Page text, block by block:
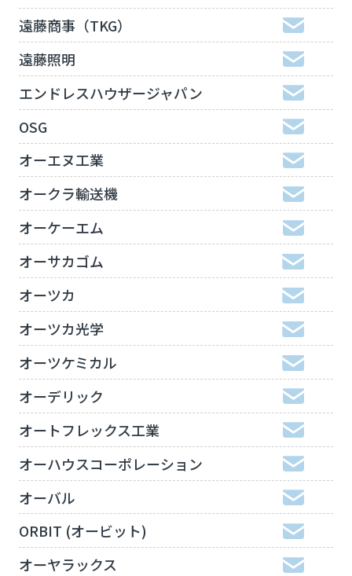
遠藤商事（TKG）
遠藤照明
エンドレスハウザージャパン
OSG
オーエヌ工業
オークラ輸送機
オーケーエム
オーサカゴム
オーツカ
オーツカ光学
オーツケミカル
オーデリック
オートフレックス工業
オーハウスコーポレーション
オーバル
ORBIT (オービット)
オーヤラックス